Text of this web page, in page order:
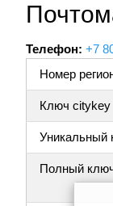
Телефон: +7
Номер
Ключ citykey
Уникальный
Полный